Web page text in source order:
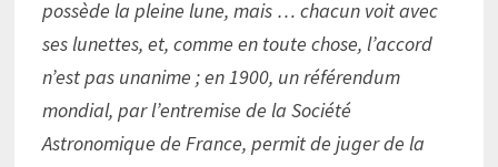
possède la pleine lune, mais … chacun voit avec
ses lunettes, et, comme en toute chose, l’accord
n’est pas unanime ; en 1900, un référendum
mondial, par l’entremise de la Société
Astronomique de France, permit de juger de la